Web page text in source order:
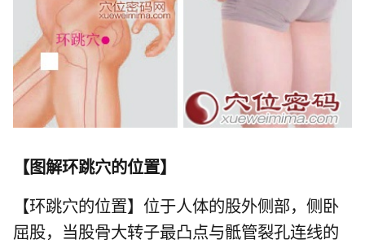
【图解环跳穴的位置】
【环跳穴的位置】位于人体的股外侧部，侧卧
屈股，当股骨大转子最凸点与骶管裂孔连线的